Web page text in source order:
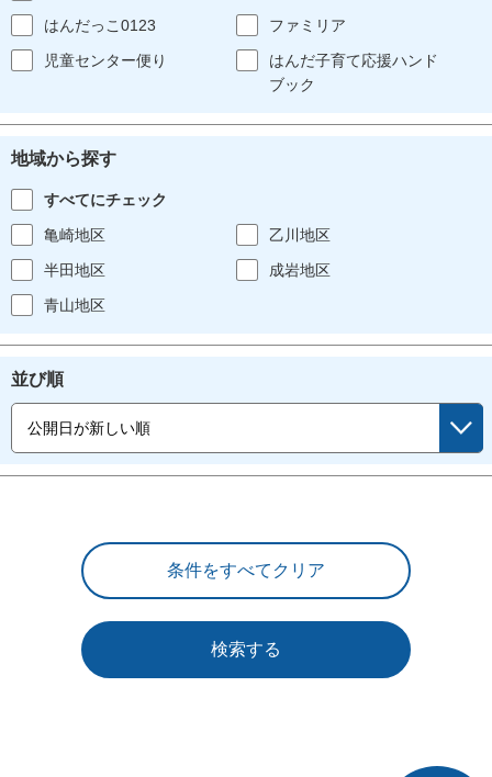
はんだっこ0123
ファミリア
児童センター便り
はんだ子育て応援ハンド
ブック
地域から探す
すべてにチェック
亀崎地区
乙川地区
半田地区
成岩地区
青山地区
並び順
検索する